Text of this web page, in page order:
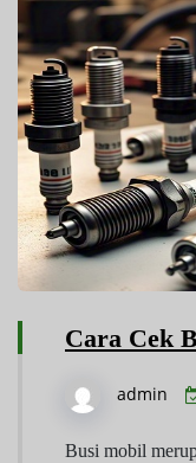
Cara Cek
admin
Busi mobil